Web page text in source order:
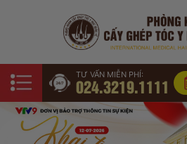
TƯ VẤN MIỄN PHÍ:
024.3219.1111